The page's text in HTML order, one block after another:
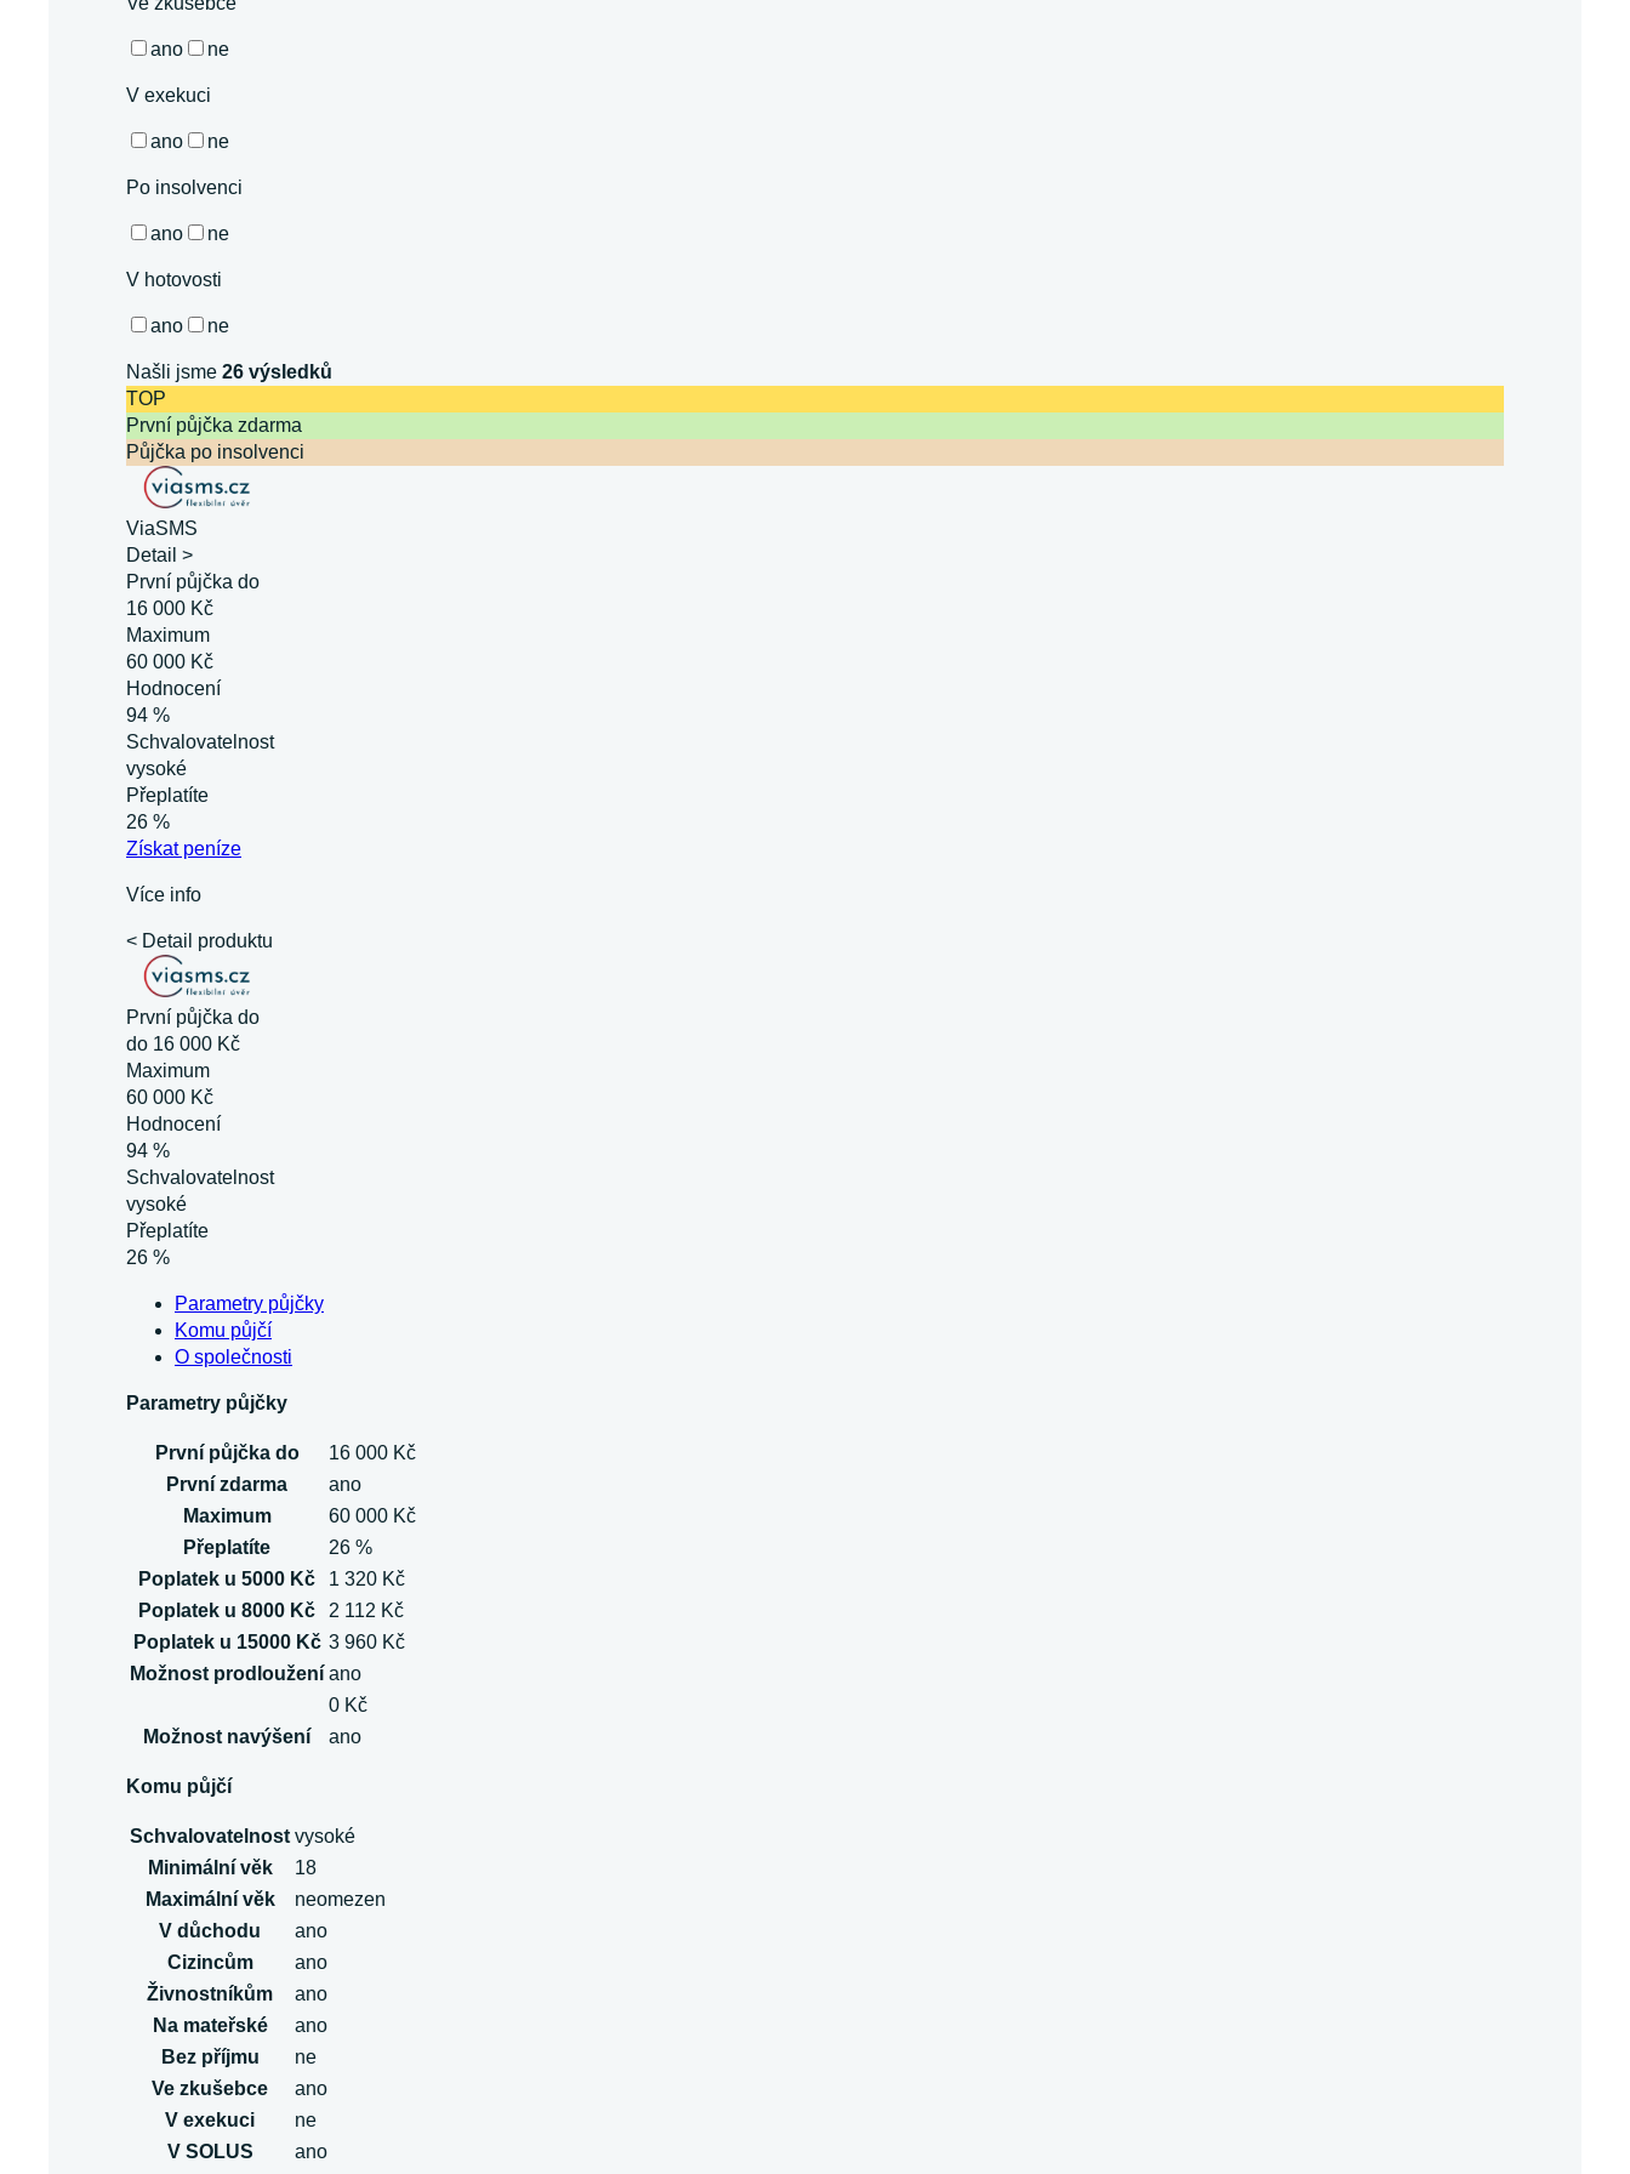
ano ne
V exekuci
ano ne
Po insolvenci
ano ne
V hotovosti
ano ne
Našli jsme 26 výsledků
TOP
První půjčka zdarma
Půjčka po insolvenci
ViaSMS
Detail >
První půjčka do
16 000 Kč
Maximum
60 000 Kč
Hodnocení
94 %
Schvalovatelnost
vysoké
Přeplatíte
26 %
Získatpeníze
Více info
< Detail produktu
První půjčka do
do 16 000 Kč
Maximum
60 000 Kč
Hodnocení
94 %
Schvalovatelnost
vysoké
Přeplatíte
26 %
Parametry půjčky
Komu půjčí
O společnosti
Parametry půjčky
První půjčka do
16 000 Kč
První zdarma
ano
Maximum
60 000 Kč
Přeplatíte
26 %
Poplatek u 5000 Kč
1 320 Kč
Poplatek u 8000 Kč
2 112 Kč
Poplatek u 15000 Kč 3 960 Kč
Možnost prodloužení ano
0 Kč
Možnost navýšení
ano
Komu půjčí
Schvalovatelnost vysoké
Minimální věk
18
Maximální věk
neomezen
V důchodu
ano
Cizincům
ano
Živnostníkům
ano
Na mateřské
ano
Bez příjmu
ne
Ve zkušebce
ano
V exekuci
ne
V SOLUS
ano